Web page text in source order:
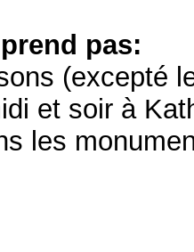
pas:
(excepté
et soir à
les